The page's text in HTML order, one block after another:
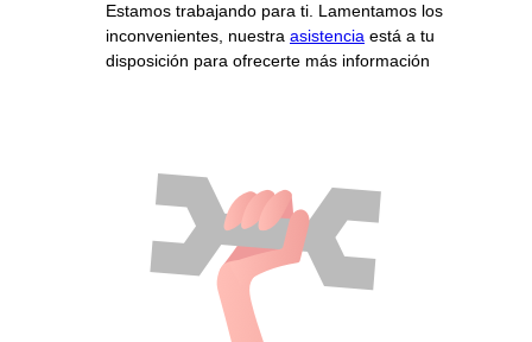
Estamos trabajando para ti. Lamentamos los
inconvenientes, nuestra asistencia está a tu
disposición para ofrecerte más información